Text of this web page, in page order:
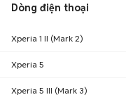
Dòng điện thoại
Xperia 1 II (Mark 2)
Xperia 5
Xperia 5 III (Mark 3)